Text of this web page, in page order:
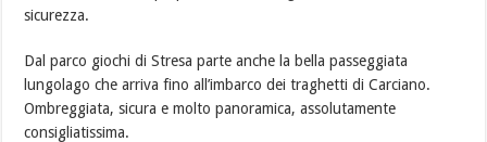
sicurezza.
Dal parco giochi di Stresa parte anche la bella passeggiata
lungolago che arriva fino all’imbarco dei traghetti di Carciano.
Ombreggiata, sicura e molto panoramica, assolutamente
consigliatissima.